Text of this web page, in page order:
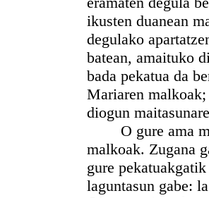
ikusten duanean
degulako
batean, amaituko
bada pekatua da
Mariaren
diogun
O gure ama
malkoak. Zugana
gure
laguntasun gabe: